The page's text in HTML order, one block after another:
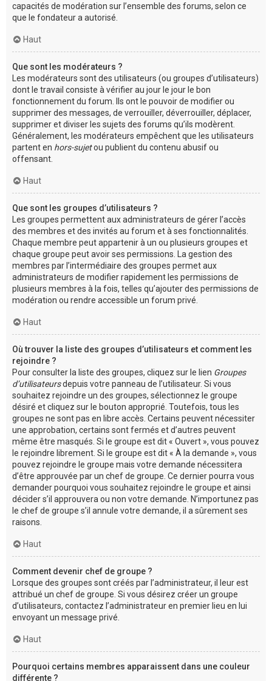
capacités de modération sur l’ensemble des forums, selon ce
que le fondateur a autorisé.
Haut
Que sont les modérateurs ?
Les modérateurs sont des utilisateurs (ou groupes d’utilisateurs)
dont le travail consiste à vérifier au jour le jour le bon
fonctionnement du forum. Ils ont le pouvoir de modifier ou
supprimer des messages, de verrouiller, déverrouiller, déplacer,
supprimer et diviser les sujets des forums qu’ils modèrent.
Généralement, les modérateurs empêchent que les utilisateurs
partent en hors-sujetou publient du contenu abusif ou
offensant.
Haut
Que sont les groupes d’utilisateurs ?
Les groupes permettent aux administrateurs de gérer l’accès
des membres et des invités au forum et à ses fonctionnalités.
Chaque membre peut appartenir à un ou plusieurs groupes et
chaque groupe peut avoir ses permissions. La gestion des
membres par l’intermédiaire des groupes permet aux
administrateurs de modifier rapidement les permissions de
plusieurs membres à la fois, telles qu’ajouter des permissions de
modération ou rendre accessible un forum privé.
Haut
Où trouver la liste des groupes d’utilisateurs et comment les
rejoindre ?
Pour consulter la liste des groupes, cliquez sur le lien Groupes
d’utilisateursdepuis votre panneau de l’utilisateur. Si vous
souhaitez rejoindre un des groupes, sélectionnez le groupe
désiré et cliquez sur le bouton approprié. Toutefois, tous les
groupes ne sont pas en libre accès. Certains peuvent nécessiter
une approbation, certains sont fermés et d’autres peuvent
même être masqués. Si le groupe est dit « Ouvert », vous pouvez
le rejoindre librement. Si le groupe est dit « À la demande », vous
pouvez rejoindre le groupe mais votre demande nécessitera
d’être approuvée par un chef de groupe. Ce dernier pourra vous
demander pourquoi vous souhaitez rejoindre le groupe et ainsi
décider s’il approuvera ou non votre demande. N’importunez pas
le chef de groupe s’il annule votre demande, il a sûrement ses
raisons.
Haut
Comment devenir chef de groupe ?
Lorsque des groupes sont créés par l’administrateur, il leur est
attribué un chef de groupe. Si vous désirez créer un groupe
d’utilisateurs, contactez l’administrateur en premier lieu en lui
envoyant un message privé.
Haut
Pourquoi certains membres apparaissent dans une couleur
différente ?